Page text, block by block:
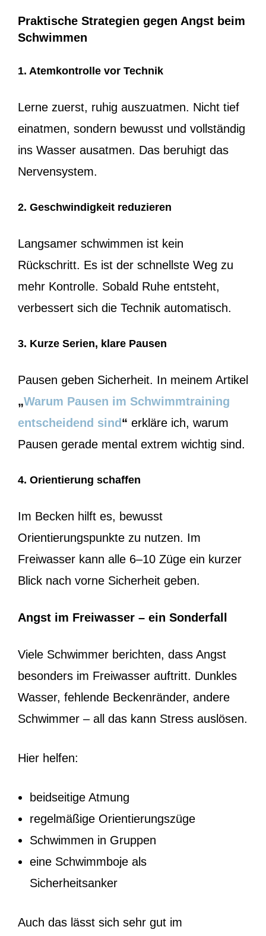
Praktische Strategien gegen Angst beim
Schwimmen
1. Atemkontrolle vor Technik
Lerne zuerst, ruhig auszuatmen. Nicht tief
einatmen, sondern bewusst und vollständig
ins Wasser ausatmen. Das beruhigt das
Nervensystem.
2. Geschwindigkeit reduzieren
Langsamer schwimmen ist kein
Rückschritt. Es ist der schnellste Weg zu
mehr Kontrolle. Sobald Ruhe entsteht,
verbessert sich die Technik automatisch.
3. Kurze Serien, klare Pausen
Pausen geben Sicherheit. In meinem Artikel
„Warum Pausen im Schwimmtraining
entscheidend sind“ erkläre ich, warum
Pausen gerade mental extrem wichtig sind.
4. Orientierung schaffen
Im Becken hilft es, bewusst
Orientierungspunkte zu nutzen. Im
Freiwasser kann alle 6–10 Züge ein kurzer
Blick nach vorne Sicherheit geben.
Angst im Freiwasser – ein Sonderfall
Viele Schwimmer berichten, dass Angst
besonders im Freiwasser auftritt. Dunkles
Wasser, fehlende Beckenränder, andere
Schwimmer – all das kann Stress auslösen.
Hier helfen:
beidseitige Atmung
regelmäßige Orientierungszüge
Schwimmen in Gruppen
eine Schwimmboje als
Sicherheitsanker
Auch das lässt sich sehr gut im